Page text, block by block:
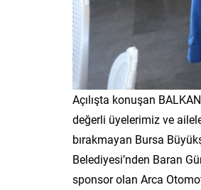
Açılışta konuşan
değerli üyelerimiz ve
bırakmayan Bursa
Belediyesi’nden Baran
sponsor olan Arca